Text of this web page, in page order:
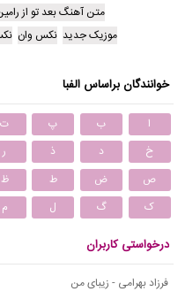
متن آهنگ بعد تو از
موزیک جدید نکس وان
خوانندگان براساس الفبا
ا ب پ ت
خ
د ذ ر
ص
ض ط ظ
ک
گ ل م
درخواستی کاربران
فرزاد بهرامی - زیبای من